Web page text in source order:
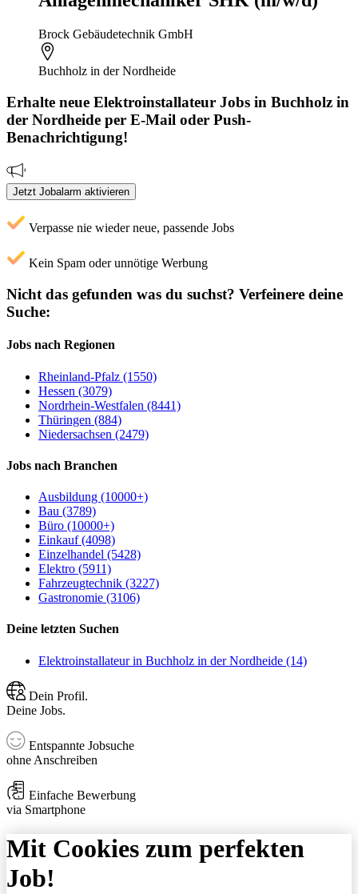
Brock Gebäudetechnik GmbH
Buchholz in der Nordheide
Erhalte neue Elektroinstallateur Jobs in Buchholz in
der Nordheide per E-Mail oder Push-
Benachrichtigung!
Jetzt Jobalarm aktivieren
Verpasse nie wieder neue, passende Jobs
Kein Spam oder unnötige Werbung
Nicht das gefunden was du suchst? Verfeinere deine
Suche:
Jobs nach Regionen
Rheinland-Pfalz (1550)
Hessen (3079)
Nordrhein-Westfalen (8441)
Thüringen (884)
Niedersachsen (2479)
Jobs nach Branchen
Ausbildung (10000+)
Bau (3789)
Büro (10000+)
Einkauf (4098)
Einzelhandel (5428)
Elektro (5911)
Fahrzeugtechnik (3227)
Gastronomie (3106)
Deine letzten Suchen
Elektroinstallateur in Buchholz in der Nordheide (14)
Dein Profil.
Deine Jobs.
Entspannte Jobsuche
ohne Anschreiben
Einfache Bewerbung
via Smartphone
Mit Cookies zum perfekten
Job!